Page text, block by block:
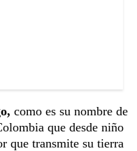
como es su nombre de
que desde niño
que transmite su tierra